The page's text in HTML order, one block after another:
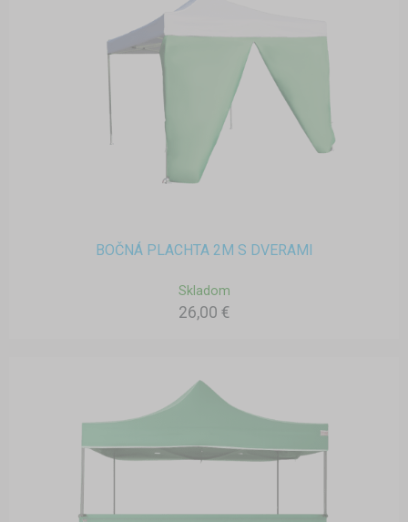
BOČNÁ PLACHTA 2M S DVERAMI
Skladom
26,00 €